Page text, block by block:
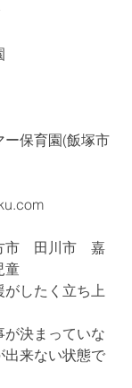
ー保育園(飯塚市
市　田川市　嘉
童
したく立ち上
決まっていな
出来ない状態で